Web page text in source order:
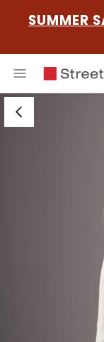
SUMMER